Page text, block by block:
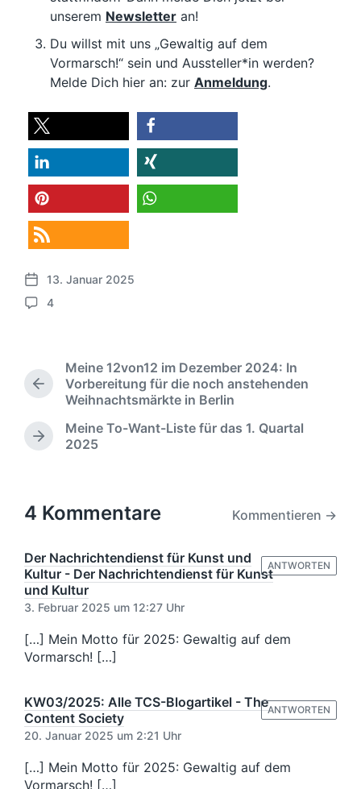
unserem Newsletter an!
Du willst mit uns „Gewaltig auf dem
Vormarsch!“ sein und Aussteller*in werden?
Melde Dich hier an: zur Anmeldung.
teilen teilen
teilen teilen
merken
V
e
e
l
u
s
d
a
t
m
13. Januar 2025
K
e
n
a
r
4
V
r
h
e
g
e
B
e
i
t
r
a
g
:
Meine 12von12 im Dezember 2024: In
Vorbereitung für die noch anstehenden
Weihnachtsmärkte in Berlin
N
s
r
B
e
i
r
a
Meine To-Want-Liste für das 1. Quartal
2025
4 Kommentare Kommentieren →
Der Nachrichtendienst für Kunst und
Kultur - Der Nachrichtendienst für Kunst
und Kultur
3. Februar 2025 um 12:27 Uhr
[…] Mein Motto für 2025: Gewaltig auf dem
Vormarsch! […]
ANTWORTEN
KW03/2025: Alle TCS-Blogartikel - The
Content Society
20. Januar 2025 um 2:21 Uhr
[…] Mein Motto für 2025: Gewaltig auf dem
Vormarsch! […]
ANTWORTEN